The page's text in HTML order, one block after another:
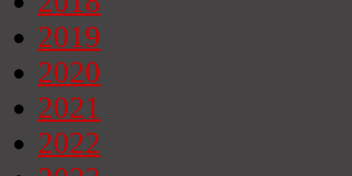
2019
2020
2021
2022